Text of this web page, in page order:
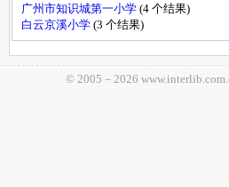
广州市知识城第一小学 (4 个结果)
白云京溪小学 (3 个结果)
© 2005－ 2026